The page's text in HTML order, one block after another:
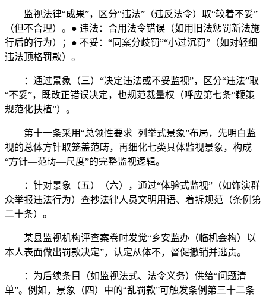
监视法律“成果”，区分“违法”（违反法令）取“较着不妥”
（但不合理）。● 违法：合用法令错误（如用旧法惩罚新法施
行后的行为）；● 不妥：“同案分歧罚”“小过沉罚”（如对轻细
违法顶格罚款）。
：通过景象（三）“决定违法或不妥监视”，区分“违法”取
“不妥”，既改正错误决定，也规范裁量权（呼应第七条“鞭策
规范化扶植”）。
第十一条采用“总领性要求+列举式景象”布局，先明白监
视的总体方针取笼盖范畴，再细化七类具体监视景象，构成
“方针—范畴—尺度”的完整监视逻辑。
：针对景象（五）（六），通过“体验式监视”（如饰演群
众举报违法行为）查抄法律人员文明用语、着拆规范（条例第
二十条）。
某县监视机构评查案卷时发觉“乡安监办（临机会构）以
本人表面做出罚款决定”，认定从体不，督促撤销并逃责。
：为后续条目（如监视法式、法令义务）供给“问题清
单”。例如，景象（四）中的“乱罚款”可触发条例第三十二条